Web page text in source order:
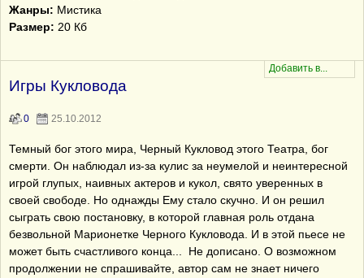
Жанры: Мистика
Размер: 20 Кб
Игры Кукловода
0 25.10.2012
Темный бог этого мира, Черный Кукловод этого Театра, бог
смерти. Он наблюдал из-за кулис за неумелой и неинтересной
игрой глупых, наивных актеров и кукол, свято уверенных в
своей свободе. Но однажды Ему стало скучно. И он решил
сыграть свою постановку, в которой главная роль отдана
безвольной Марионетке Черного Кукловода. И в этой пьесе не
может быть счастливого конца... Не дописано. О возможном
продолжении не спрашивайте, автор сам не знает ничего